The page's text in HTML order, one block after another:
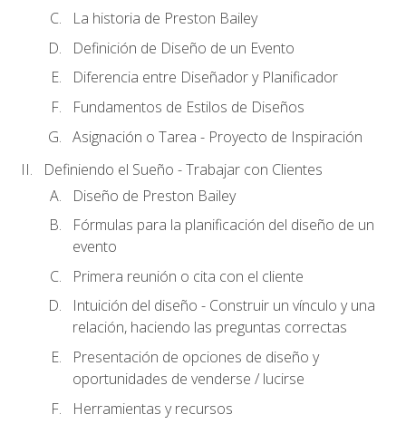
La historia de Preston Bailey
Definición de Diseño de un Evento
Diferencia entre Diseñador y Planificador
Fundamentos de Estilos de Diseños
Asignación o Tarea - Proyecto de Inspiración
Definiendo el Sueño - Trabajar con Clientes
Diseño de Preston Bailey
Fórmulas para la planificación del diseño de un
evento
Primera reunión o cita con el cliente
Intuición del diseño - Construir un vínculo y una
relación, haciendo las preguntas correctas
Presentación de opciones de diseño y
oportunidades de venderse / lucirse
Herramientas y recursos